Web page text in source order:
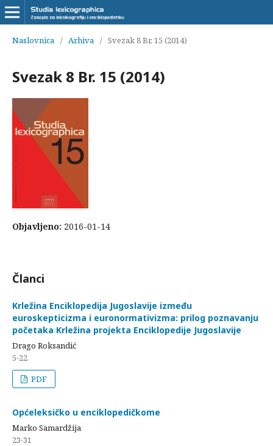
Naslovnica / Arhiva / Svezak 8 Br. 15 (2014)
Svezak 8 Br. 15 (2014)
Objavljeno: 2016-01-14
Članci
Krležina Enciklopedija Jugoslavije između
euroskepticizma i euronormativizma: prilog poznavanju
početaka Krležina projekta Enciklopedije Jugoslavije
Drago Roksandić
5-22
PDF
Općeleksičko u enciklopedičkome
Marko Samardžija
23-31